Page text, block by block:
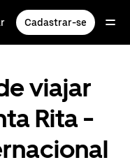
Cadastrar-se
viajar
Rita -